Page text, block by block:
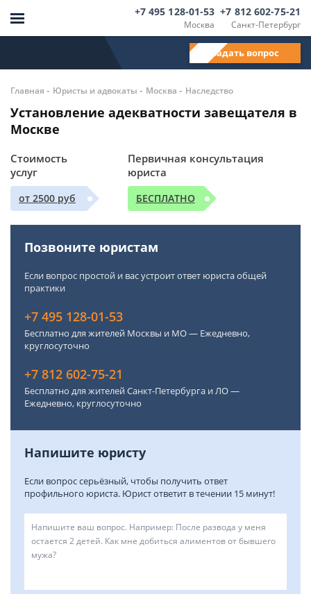
Москва
+7 495 128-01-53
Санкт-Петербург
+7 812 602-75-21
Задать вопрос
Главная - Юристы и адвокаты - Москва - Наследство
Установление адекватности завещателя в
Москве
Стоимость
услуг
от 2500 руб
Первичная консультация
юриста
БЕСПЛАТНО
Позвоните юристам
Если вопрос простой и вас устроит ответ юриста общей
практики
+7 495 128-01-53
Бесплатно для жителей Москвы и МО — Ежедневно,
круглосуточно
+7 812 602-75-21
Бесплатно для жителей Санкт-Петербурга и ЛО —
Ежедневно, круглосуточно
Напишите юристу
Если вопрос серьёзный, чтобы получить ответ
профильного юриста. Юрист ответит в течении 15 минут!